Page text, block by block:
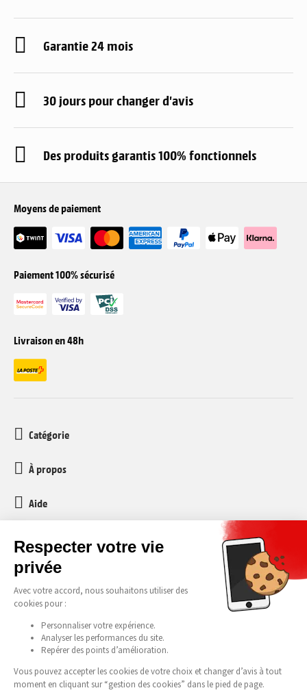
Garantie 24 mois
30 jours pour changer d'avis
Des produits garantis 100% fonctionnels
Moyens de paiement
Paiement 100% sécurisé
Livraison en 48h
Catégorie
À propos
Aide
media-markt-refurbished@recommerce.com
Lundi-Vendredi 08:00-17:00